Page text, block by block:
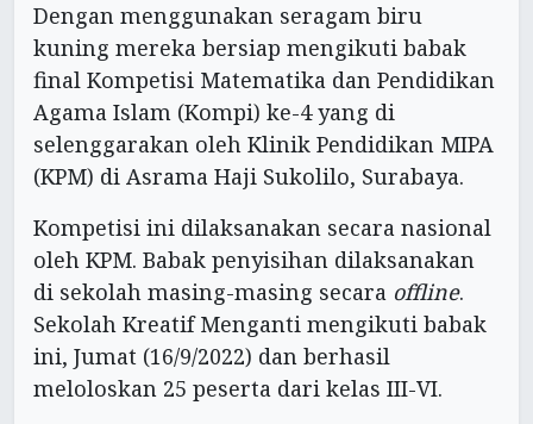
Dengan menggunakan seragam biru
kuning mereka bersiap mengikuti babak
final Kompetisi Matematika dan Pendidikan
Agama Islam (Kompi) ke-4 yang di
selenggarakan oleh Klinik Pendidikan MIPA
(KPM) di Asrama Haji Sukolilo, Surabaya.
Kompetisi ini dilaksanakan secara nasional
oleh KPM. Babak penyisihan dilaksanakan
di sekolah masing-masing secara offline.
Sekolah Kreatif Menganti mengikuti babak
ini, Jumat (16/9/2022) dan berhasil
meloloskan 25 peserta dari kelas III-VI.